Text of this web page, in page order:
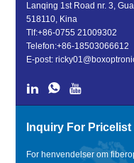
Lanqing 1st Road nr. 3,
518110, Kina
Tlf:+86-0755 21009302
Telefon:+86-18503066612
E-post:
Inquiry For Pricelist
For henvendelser om